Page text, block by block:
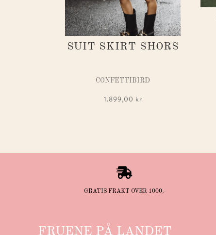
SUIT SKIRT SHORS
CONFETTIBIRD
1.899,00 kr

GRATIS FRAKT OVER 1000,-
FRUENE PÅ LANDET